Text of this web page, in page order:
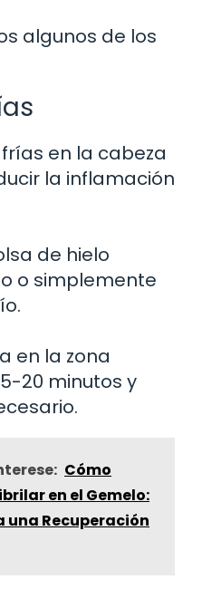
algunos de los
en la cabeza
la inflamación
de hielo
o simplemente
en la zona
20 minutos y
Cómo
en el Gemelo:
una Recuperación